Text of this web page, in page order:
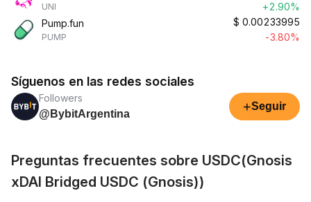
UNI
+2.90%
Pump.fun
PUMP
$ 0.00233995
-3.80%
Síguenos en las redes sociales
Followers
@BybitArgentina
+Seguir
Preguntas frecuentes sobre USDC(Gnosis
xDAI Bridged USDC (Gnosis))